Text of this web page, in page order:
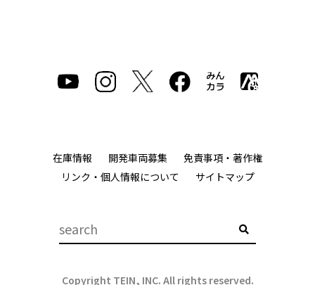
在庫情報 開発車両募集
免責事項・著作権
リンク・個人情報について
サイトマップ
Copyright TEIN, INC. All rights reserved.